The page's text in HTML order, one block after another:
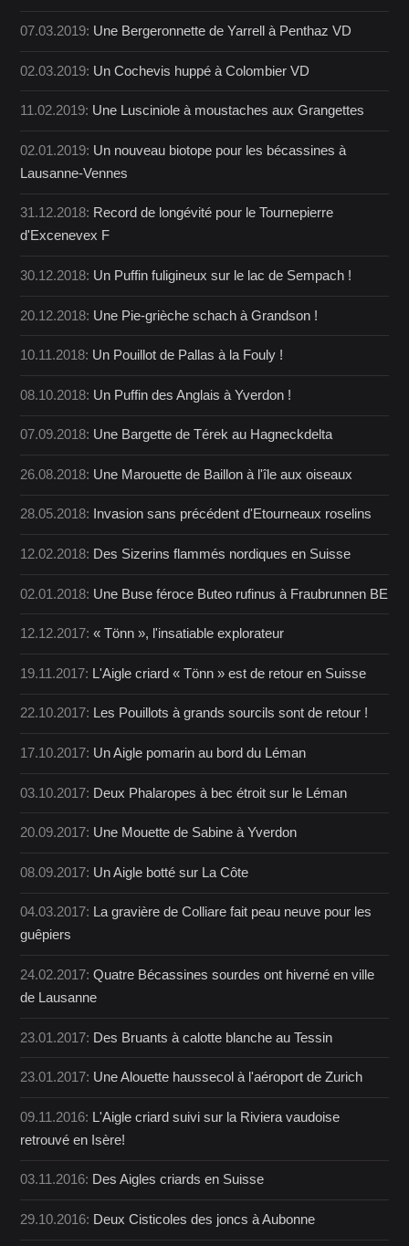
07.03.2019: Une Bergeronnette de Yarrell à Penthaz VD
02.03.2019: Un Cochevis huppé à Colombier VD
11.02.2019: Une Lusciniole à moustaches aux Grangettes
02.01.2019: Un nouveau biotope pour les bécassines à
Lausanne-Vennes
31.12.2018: Record de longévité pour le Tournepierre
d'Excenevex F
30.12.2018: Un Puffin fuligineux sur le lac de Sempach !
20.12.2018: Une Pie-grièche schach à Grandson !
10.11.2018: Un Pouillot de Pallas à la Fouly !
08.10.2018: Un Puffin des Anglais à Yverdon !
07.09.2018: Une Bargette de Térek au Hagneckdelta
26.08.2018: Une Marouette de Baillon à l'île aux oiseaux
28.05.2018: Invasion sans précédent d'Etourneaux roselins
12.02.2018: Des Sizerins flammés nordiques en Suisse
02.01.2018: Une Buse féroce Buteo rufinus à Fraubrunnen BE
12.12.2017:« Tönn », l'insatiable explorateur
19.11.2017: L'Aigle criard « Tönn » est de retour en Suisse
22.10.2017: Les Pouillots à grands sourcils sont de retour !
17.10.2017: Un Aigle pomarin au bord du Léman
03.10.2017: Deux Phalaropes à bec étroit sur le Léman
20.09.2017: Une Mouette de Sabine à Yverdon
08.09.2017: Un Aigle botté sur La Côte
04.03.2017: La gravière de Colliare fait peau neuve pour les
guêpiers
24.02.2017:Quatre Bécassines sourdes ont hiverné en ville
de Lausanne
23.01.2017: Des Bruants à calotte blanche au Tessin
23.01.2017: Une Alouette haussecol à l'aéroport de Zurich
09.11.2016: L'Aigle criard suivi sur la Riviera vaudoise
retrouvé en Isère!
03.11.2016: Des Aigles criards en Suisse
29.10.2016: Deux Cisticoles des joncs à Aubonne